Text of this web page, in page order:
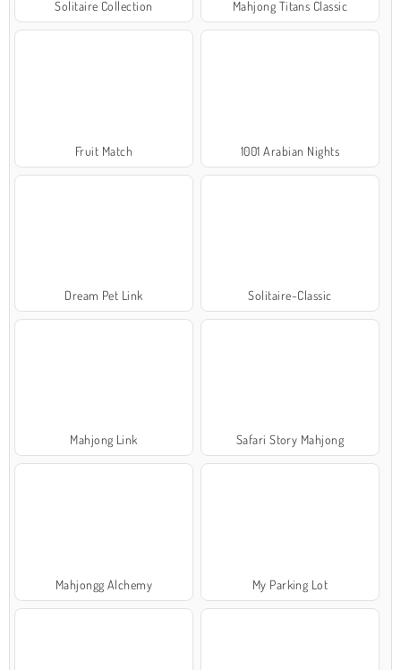
Solitaire Collection Mahjong Titans Classic
Fruit Match 1001 Arabian Nights
Dream Pet Link Solitaire-Classic
Mahjong Link Safari Story Mahjong
Mahjongg Alchemy My Parking Lot